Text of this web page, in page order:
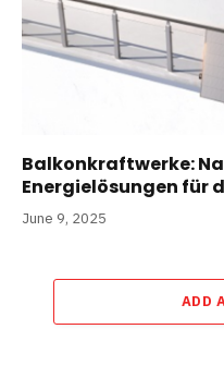
Balkonkraftwerke:
Energielösungen für
June 9, 2025
ADD